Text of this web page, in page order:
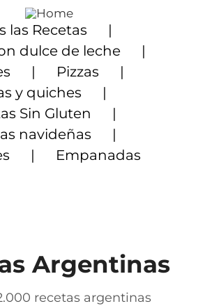
las Recetas
dulce de leche
Pizzas
y quiches
Sin Gluten
navideñas
Empanadas
Argentinas
recetas argentinas